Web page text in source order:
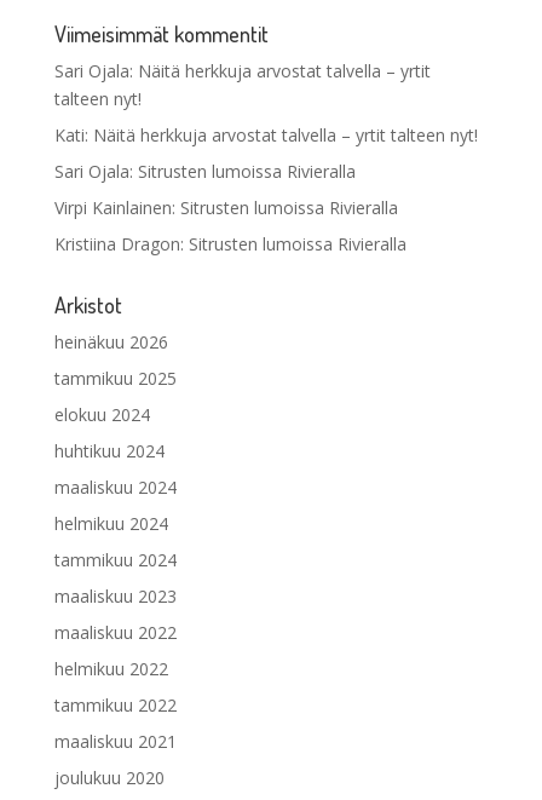
Viimeisimmät kommentit
Sari Ojala: Näitä herkkuja arvostat talvella – yrtit
talteen nyt!
Kati: Näitä herkkuja arvostat talvella – yrtit talteen nyt!
Sari Ojala: Sitrusten lumoissa Rivieralla
Virpi Kainlainen: Sitrusten lumoissa Rivieralla
Kristiina Dragon: Sitrusten lumoissa Rivieralla
Arkistot
heinäkuu 2026
tammikuu 2025
elokuu 2024
huhtikuu 2024
maaliskuu 2024
helmikuu 2024
tammikuu 2024
maaliskuu 2023
maaliskuu 2022
helmikuu 2022
tammikuu 2022
maaliskuu 2021
joulukuu 2020